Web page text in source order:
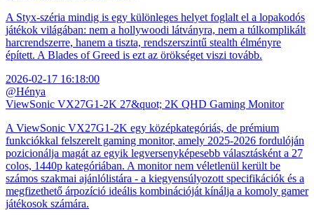
A Styx-széria mindig is egy különleges helyet foglalt el a lopakodós
játékok világában: nem a hollywoodi látványra, nem a túlkomplikált
harcrendszerre, hanem a tiszta, rendszerszintű stealth élményre
épített. A Blades of Greed is ezt az örökséget viszi tovább.
2026-02-17 16:18:00
@Hénya
ViewSonic VX27G1-2K 27&quot; 2K QHD Gaming Monitor
A ViewSonic VX27G1-2K egy középkategóriás, de prémium
funkciókkal felszerelt gaming monitor, amely 2025-2026 fordulóján
pozicionálja magát az egyik legversenyképesebb választásként a 27
colos, 1440p kategóriában. A monitor nem véletlenül került be
számos szakmai ajánlólistára - a kiegyensúlyozott specifikációk és a
megfizethető árpozíció ideális kombinációját kínálja a komoly gamer
játékosok számára.